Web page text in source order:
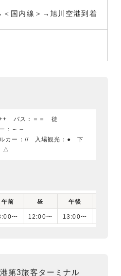
＜国内線＞→旭川空港到着
バス：＝＝ 徒
：～～
ルカー：// 入場観光：● 下
△
午前 昼 午後
〜 12:00〜 13:00〜
第3旅客ターミナル